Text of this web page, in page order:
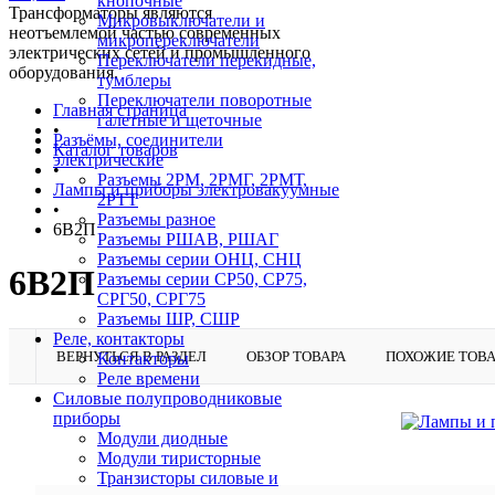
Микровыключатели и
микропереключатели
Переключатели перекидные,
тумблеры
Переключатели поворотные
галетные и щеточные
Разъёмы, соединители
электрические
Разъемы 2РМ, 2РМГ, 2РМТ,
2РТТ
Разъемы разное
Разъемы РШАВ, РШАГ
Разъемы серии ОНЦ, СНЦ
Разъемы серии СР50, СР75,
СРГ50, СРГ75
Разъемы ШР, СШР
Реле, контакторы
Контакторы
Реле времени
Силовые полупроводниковые
приборы
Модули диодные
Модули тиристорные
Транзисторы силовые и
Трансформаторы являются
неотъемлемой частью современных
электрических сетей и промышленного
оборудования.
Главная страница
•
Каталог товаров
•
Лампы и приборы электровакуумные
•
6В2П
6В2П
ВЕРНУТЬСЯ В РАЗДЕЛ ОБЗОР ТОВАРА ПОХОЖИЕ